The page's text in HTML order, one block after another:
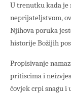
U trenutku kada je
neprijateljstvom,
Njihova poruka
historije Božijih
Propisivanje
pritiscima i
čovjek crpi snagu i